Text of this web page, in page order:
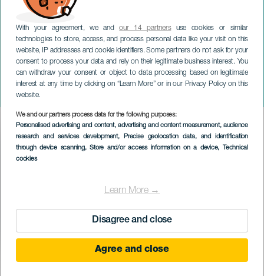
With your agreement, we andour 14 partnersuse cookies or similar
technologies to store, access, and process personal data like your visit on this
website, IP addresses and cookie identifiers. Some partners do not ask for your
consent to process your data and rely on their legitimate business interest. You
can withdraw your consent or object to data processing based on legitimate
interest at any time by clicking on “Learn More” or in our Privacy Policy on this
website.
We and our partners process data for the following purposes:
Personalised advertising and content, advertising and content measurement, audience
research and services development, Precise geolocation data, and identification
through device scanning, Store and/or access information on a device, Technical
cookies
Learn More →
Disagree and close
Agree and close
Escénica
LANZAROTE
Imagen
Listado